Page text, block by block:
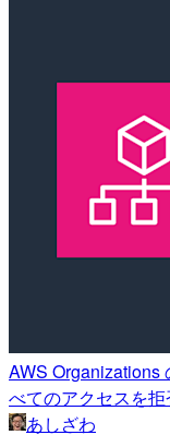
AWS Organizations
べてのアクセスを
あしざわ